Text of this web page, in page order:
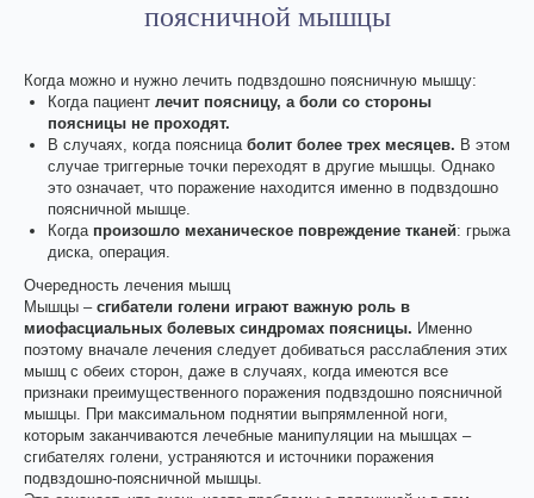
поясничной мышцы
Когда можно и нужно лечить подвздошно поясничную мышцу:
Когда пациент лечит поясницу, а боли со стороны
поясницы не проходят.
В случаях, когда поясница болит более трех месяцев. В этом
случае триггерные точки переходят в другие мышцы. Однако
это означает, что поражение находится именно в подвздошно
поясничной мышце.
Когда произошло механическое повреждение тканей: грыжа
диска, операция.
Очередность лечения мышц
Мышцы – сгибатели голени играют важную роль в
миофасциальных болевых синдромах поясницы. Именно
поэтому вначале лечения следует добиваться расслабления этих
мышц с обеих сторон, даже в случаях, когда имеются все
признаки преимущественного поражения подвздошно поясничной
мышцы. При максимальном поднятии выпрямленной ноги,
которым заканчиваются лечебные манипуляции на мышцах –
сгибателях голени, устраняются и источники поражения
подвздошно-поясничной мышцы.